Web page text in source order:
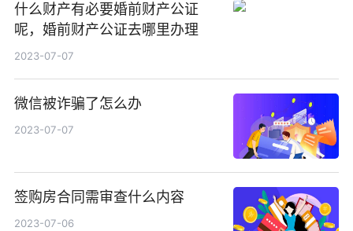
什么财产有必要婚前财产公证
呢，婚前财产公证去哪里办理
2023-07-07
微信被诈骗了怎么办
2023-07-07
签购房合同需审查什么内容
2023-07-06